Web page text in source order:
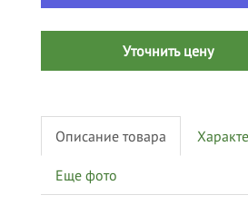
Уточнить цену
Описание товара
Еще фото